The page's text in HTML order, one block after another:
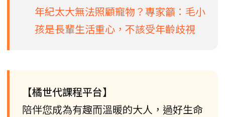
年紀太大無法照顧寵物？專家籲：毛小
孩是長輩生活重心，不該受年齡歧視
【橘世代課程平台】
陪伴您成為有趣而溫暖的大人，過好生命